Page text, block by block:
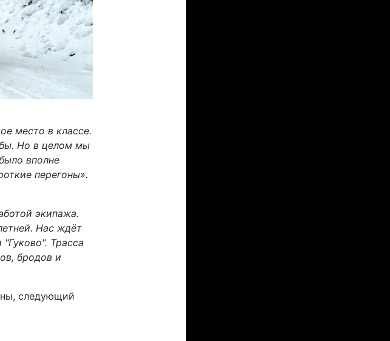
место в классе.
бы. Но в целом мы
вполне
перегоны».
экипажа.
Нас ждёт
Трасса
бродов и
следующий